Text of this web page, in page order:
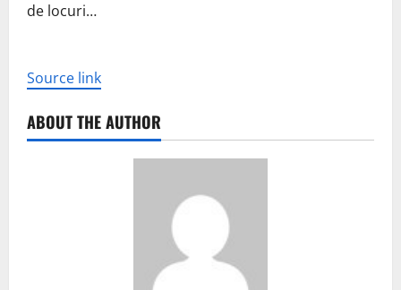
de locuri…
Source link
ABOUT THE AUTHOR